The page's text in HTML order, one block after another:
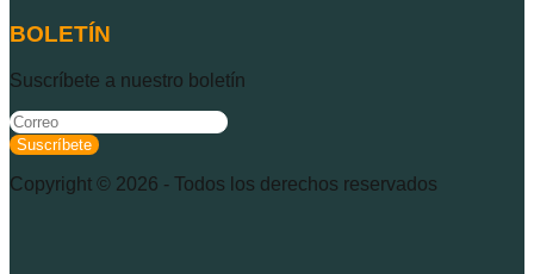
BOLETÍN
Suscríbete a nuestro boletín
Suscríbete
Copyright © 2026 - Todos los derechos reservados